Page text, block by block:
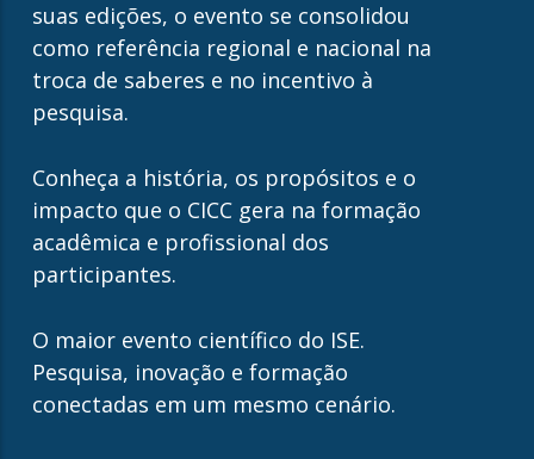
suas edições, o evento se consolidou
como referência regional e nacional na
troca de saberes e no incentivo à
pesquisa.
Conheça a história, os propósitos e o
impacto que o CICC gera na formação
acadêmica e profissional dos
participantes.
O maior evento científico do ISE.
Pesquisa, inovação e formação
conectadas em um mesmo cenário.